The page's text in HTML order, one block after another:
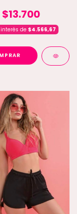
$13.700
de$4.566,67